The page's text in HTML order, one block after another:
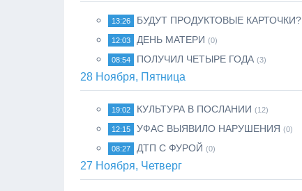
13:26 БУДУТ ПРОДУКТОВЫЕ КАРТОЧКИ?
12:03 ДЕНЬ МАТЕРИ (0)
08:54 ПОЛУЧИЛ ЧЕТЫРЕ ГОДА (3)
28 Ноября, Пятница
19:02 КУЛЬТУРА В ПОСЛАНИИ (12)
12:15 УФАС ВЫЯВИЛО НАРУШЕНИЯ (0)
08:27 ДТП С ФУРОЙ (0)
27 Ноября, Четверг